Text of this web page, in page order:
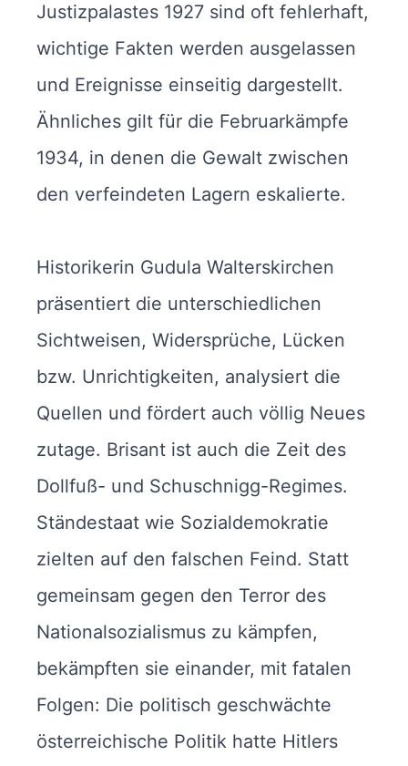
Justizpalastes 1927 sind oft fehlerhaft,
wichtige Fakten werden ausgelassen
und Ereignisse einseitig dargestellt.
Ähnliches gilt für die Februarkämpfe
1934, in denen die Gewalt zwischen
den verfeindeten Lagern eskalierte.
Historikerin Gudula Walterskirchen
präsentiert die unterschiedlichen
Sichtweisen, Widersprüche, Lücken
bzw. Unrichtigkeiten, analysiert die
Quellen und fördert auch völlig Neues
zutage. Brisant ist auch die Zeit des
Dollfuß- und Schuschnigg-Regimes.
Ständestaat wie Sozialdemokratie
zielten auf den falschen Feind. Statt
gemeinsam gegen den Terror des
Nationalsozialismus zu kämpfen,
bekämpften sie einander, mit fatalen
Folgen: Die politisch geschwächte
österreichische Politik hatte Hitlers